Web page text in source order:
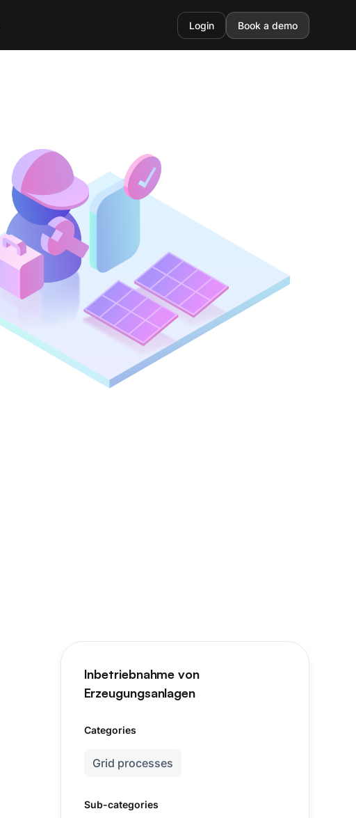
Login Book a demo
Inbetriebnahme von
Erzeugungsanlagen
Categories
Grid processes
Sub-categories